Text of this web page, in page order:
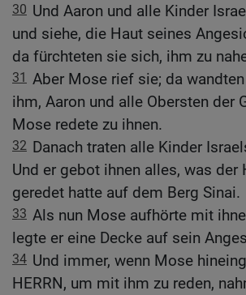
30 Und Aaron und alle Kinder
und siehe, die Haut seines
da fürchteten sie sich, ihm zu
31 Aber Mose rief sie; da
ihm, Aaron und alle Obersten der
Mose redete zu ihnen.
32 Danach traten alle Kinder
Und er gebot ihnen alles, was der
geredet hatte auf dem Berg Sinai.
33 Als nun Mose aufhörte mit
legte er eine Decke auf sein
34 Und immer, wenn Mose
HERRN, um mit ihm zu reden,